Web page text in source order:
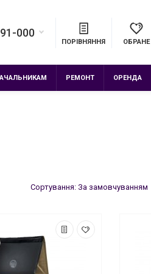
000
ПОРІВНЯННЯ ОБРАНЕ
РЕМОНТ ОРЕНДА
Сортування: За замовчуванням